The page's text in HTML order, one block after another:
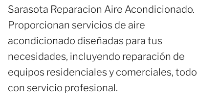
Sarasota Reparacion Aire Acondicionado.
Proporcionan servicios de aire
acondicionado diseñadas para tus
necesidades, incluyendo reparación de
equipos residenciales y comerciales, todo
con servicio profesional.